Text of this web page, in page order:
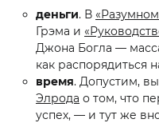
деньги. В
Грэма и
Джона Богла —
как распорядиться
время. Допустим,
Элрода о том, что
успех, — и тут же